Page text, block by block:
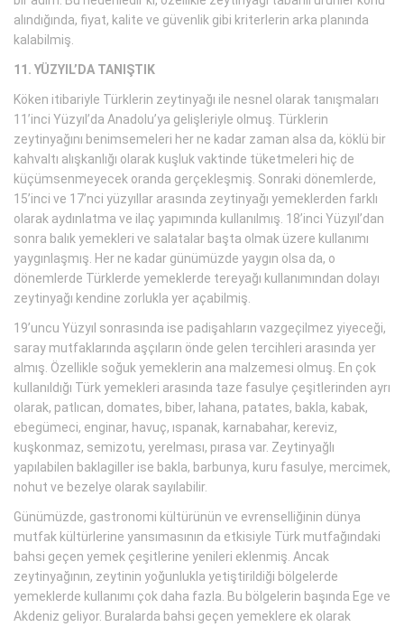
alındığında, fiyat, kalite ve güvenlik gibi kriterlerin arka planında
kalabilmiş.
11. YÜZYIL’DA TANIŞTIK
Köken itibariyle Türklerin zeytinyağı ile nesnel olarak tanışmaları
11’inci Yüzyıl’da Anadolu’ya gelişleriyle olmuş. Türklerin
zeytinyağını benimsemeleri her ne kadar zaman alsa da, köklü bir
kahvaltı alışkanlığı olarak kuşluk vaktinde tüketmeleri hiç de
küçümsenmeyecek oranda gerçekleşmiş. Sonraki dönemlerde,
15’inci ve 17’nci yüzyıllar arasında zeytinyağı yemeklerden farklı
olarak aydınlatma ve ilaç yapımında kullanılmış. 18’inci Yüzyıl’dan
sonra balık yemekleri ve salatalar başta olmak üzere kullanımı
yaygınlaşmış. Her ne kadar günümüzde yaygın olsa da, o
dönemlerde Türklerde yemeklerde tereyağı kullanımından dolayı
zeytinyağı kendine zorlukla yer açabilmiş.
19’uncu Yüzyıl sonrasında ise padişahların vazgeçilmez yiyeceği,
saray mutfaklarında aşçıların önde gelen tercihleri arasında yer
almış. Özellikle soğuk yemeklerin ana malzemesi olmuş. En çok
kullanıldığı Türk yemekleri arasında taze fasulye çeşitlerinden ayrı
olarak, patlıcan, domates, biber, lahana, patates, bakla, kabak,
ebegümeci, enginar, havuç, ıspanak, karnabahar, kereviz,
kuşkonmaz, semizotu, yerelması, pırasa var. Zeytinyağlı
yapılabilen baklagiller ise bakla, barbunya, kuru fasulye, mercimek,
nohut ve bezelye olarak sayılabilir.
Günümüzde, gastronomi kültürünün ve evrenselliğinin dünya
mutfak kültürlerine yansımasının da etkisiyle Türk mutfağındaki
bahsi geçen yemek çeşitlerine yenileri eklenmiş. Ancak
zeytinyağının, zeytinin yoğunlukla yetiştirildiği bölgelerde
yemeklerde kullanımı çok daha fazla. Bu bölgelerin başında Ege ve
Akdeniz geliyor. Buralarda bahsi geçen yemeklere ek olarak